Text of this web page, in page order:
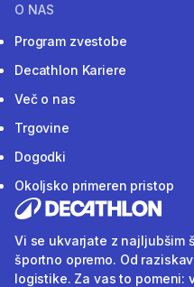
O NAS
Program zvestobe
Decathlon Kariere
Več o nas
Trgovine
Dogodki
Okoljsko primeren pristop
Vi se ukvarjate z najljubšim
športno opremo. Od
logistike. Za vas to pomeni: